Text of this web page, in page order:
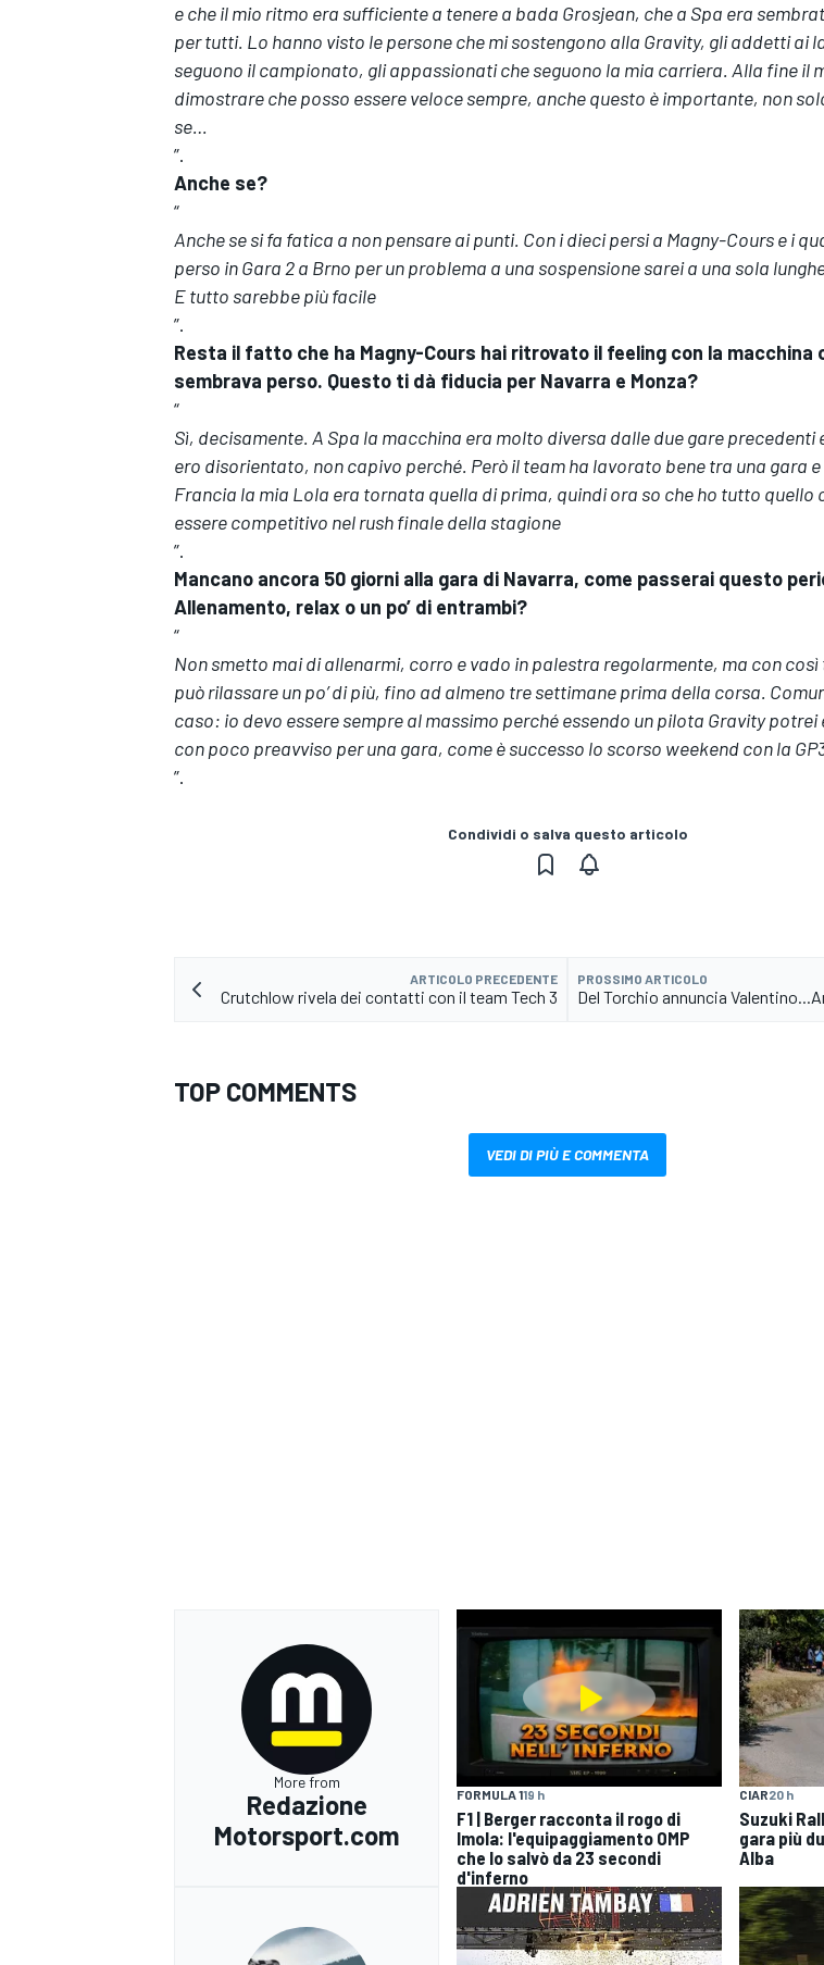
ENDURANCE/GT
e che il mio ritmo era sufficiente a tenere a bada Grosjean, che a Spa era
per tutti. Lo hanno visto le persone che mi sostengono alla Gravity, gli addetti ai
seguono il campionato, gli appassionati che seguono la mia carriera. Alla fine il
dimostrare che posso essere veloce sempre, anche questo è importante, non
se…
”.
Anche se?
“
Anche se si fa fatica a non pensare ai punti. Con i dieci persi a Magny-Cours e i
perso in Gara 2 a Brno per un problema a una sospensione sarei a una sola
E tutto sarebbe più facile
”.
Resta il fatto che ha Magny-Cours hai ritrovato il feeling con la macchina
sembrava perso. Questo ti dà fiducia per Navarra e Monza?
“
Sì, decisamente. A Spa la macchina era molto diversa dalle due gare precedenti
ero disorientato, non capivo perché. Però il team ha lavorato bene tra una gara e
Francia la mia Lola era tornata quella di prima, quindi ora so che ho tutto quello
essere competitivo nel rush finale della stagione
”.
Mancano ancora 50 giorni alla gara di Navarra, come passerai questo
Allenamento, relax o un po’ di entrambi?
“
Non smetto mai di allenarmi, corro e vado in palestra regolarmente, ma con
può rilassare un po’ di più, fino ad almeno tre settimane prima della corsa.
caso: io devo essere sempre al massimo perché essendo un pilota Gravity
con poco preavviso per una gara, come è successo lo scorso weekend con la
”.
Condividi o salva questo articolo
ARTICOLO PRECEDENTE
Crutchlow rivela dei contatti con il team Tech 3
PROSSIMO ARTICOLO
Del Torchio annuncia
TOP COMMENTS
VEDI DI PIÙ E COMMENTA
More from
Redazione
Motorsport.com
FORMULA 119 h
F1 | Berger racconta il rogo di
Imola: l'equipaggiamento OMP
che lo salvò da 23 secondi
d'inferno
CIAR20 h
Suzuki
gara più
Alba